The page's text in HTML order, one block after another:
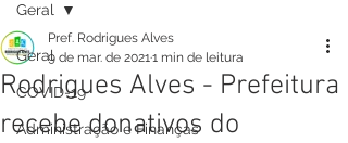
Geral
COVID-19
Administração e Finanças
Geral
Rodrigues Alves - Prefeitura
recebe donativos do
Pref. Rodrigues Alves
9 de mar. de 20211 min de leitura